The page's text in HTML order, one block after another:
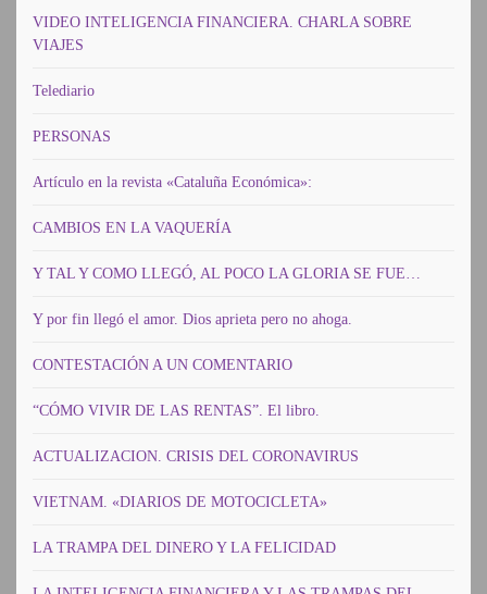
VIDEO INTELIGENCIA FINANCIERA. CHARLA SOBRE
VIAJES
Telediario
PERSONAS
Artículo en la revista «Cataluña Económica»:
CAMBIOS EN LA VAQUERÍA
Y TAL Y COMO LLEGÓ, AL POCO LA GLORIA SE FUE…
Y por fin llegó el amor. Dios aprieta pero no ahoga.
CONTESTACIÓN A UN COMENTARIO
“CÓMO VIVIR DE LAS RENTAS”. El libro.
ACTUALIZACION. CRISIS DEL CORONAVIRUS
VIETNAM. «DIARIOS DE MOTOCICLETA»
LA TRAMPA DEL DINERO Y LA FELICIDAD